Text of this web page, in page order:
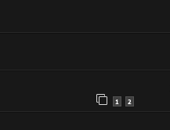
1 2